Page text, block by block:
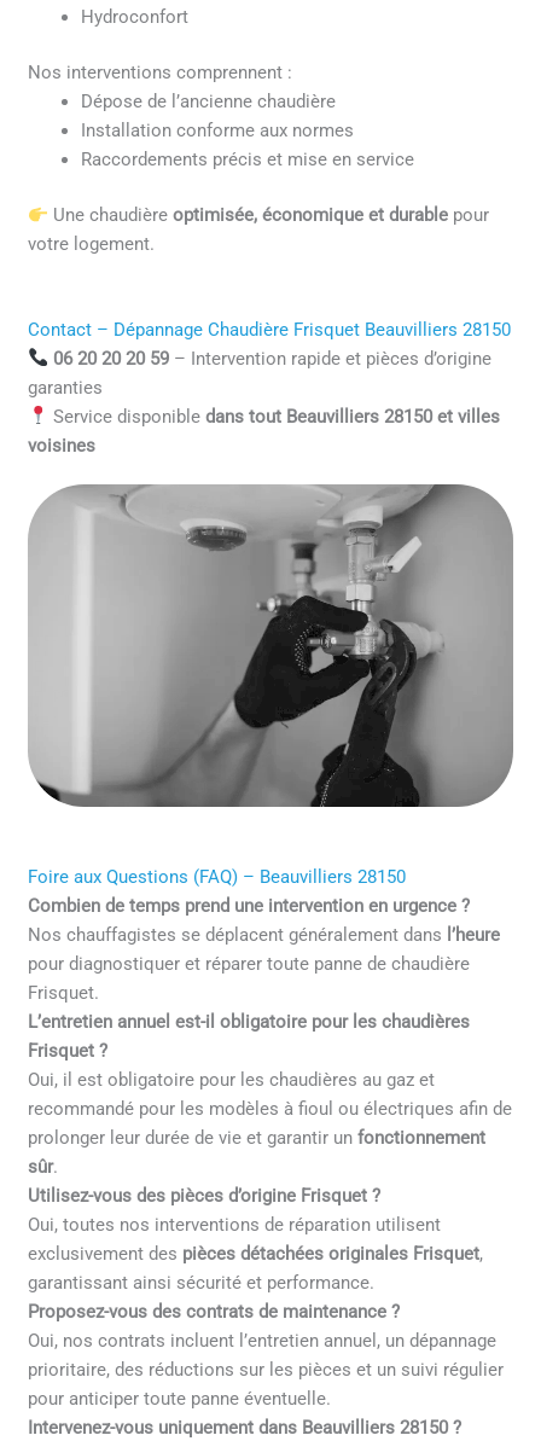
Hydroconfort
Nos interventions comprennent :
Dépose de l’ancienne chaudière
Installation conforme aux normes
Raccordements précis et mise en service
Une chaudière optimisée, économique et durablepour
votre logement.
Contact – Dépannage Chaudière Frisquet Beauvilliers 28150
06 20 20 20 59– Intervention rapide et pièces d’origine
garanties
Service disponible dans tout Beauvilliers 28150 et villes
voisines
Foire aux Questions (FAQ) – Beauvilliers 28150
Combien de temps prend une intervention en urgence ?
Nos chauffagistes se déplacent généralement dans l’heure
pour diagnostiquer et réparer toute panne de chaudière
Frisquet.
L’entretien annuel est-il obligatoire pour les chaudières
Frisquet ?
Oui, il est obligatoire pour les chaudières au gaz et
recommandé pour les modèles à fioul ou électriques afin de
prolonger leur durée de vie et garantir unfonctionnement
sûr.
Utilisez-vous des pièces d’origine Frisquet ?
Oui, toutes nos interventions de réparation utilisent
exclusivement des pièces détachées originales Frisquet,
garantissant ainsi sécurité et performance.
Proposez-vous des contrats de maintenance ?
Oui, nos contrats incluent l’entretien annuel, un dépannage
prioritaire, des réductions sur les pièces et un suivi régulier
pour anticiper toute panne éventuelle.
Intervenez-vous uniquement dans Beauvilliers 28150 ?